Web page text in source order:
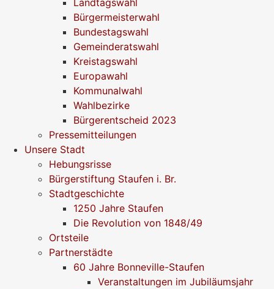
Bürgermeisterwahl
Bundestagswahl
Gemeinderatswahl
Kreistagswahl
Europawahl
Kommunalwahl
Wahlbezirke
Bürgerentscheid 2023
Pressemitteilungen
Unsere Stadt
Hebungsrisse
Bürgerstiftung Staufen i. Br.
Stadtgeschichte
1250 Jahre Staufen
Die Revolution von 1848/49
Ortsteile
Partnerstädte
60 Jahre Bonneville-Staufen
Veranstaltungen im Jubiläumsjahr